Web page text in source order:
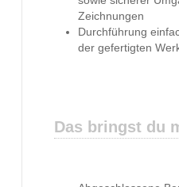
Zeichnungen
Durchführung
der gefertigten
Das bringst du